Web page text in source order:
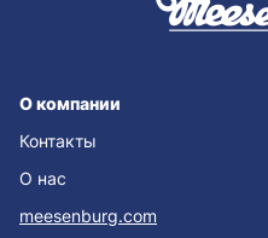
О компании
Контакты
О нас
meesenburg.com